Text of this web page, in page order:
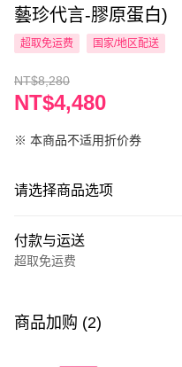
藝珍代言-膠原蛋白)
超取免运费 国家/地区配送
NT$8,280
NT$4,480
※ 本商品不适用折价券
请选择商品选项
付款与运送
超取免运费
信用卡一次付款
商品加购 (2)